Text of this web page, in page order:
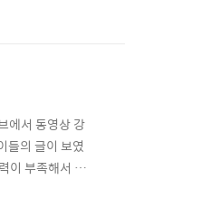
에서 동영상 강
들의 글이 보였
이 부족해서 그
그래서 오프